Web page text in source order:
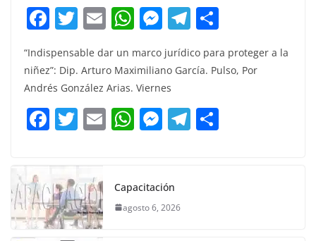
F
c
e
b
o
k
T
w
itt
er
E
ai
l
W
at
s
A
p
M
e
ss
e
n
g
T
e
a
m
m
“Indispensable dar un marco jurídico para proteger a la
niñez”: Dip. Arturo Maximiliano García. Pulso, Por
Andrés González Arias. Viernes
F
c
e
b
o
T
itt
er
E W
s
A
M
e
n
T
Capacitación
agosto 6, 2026